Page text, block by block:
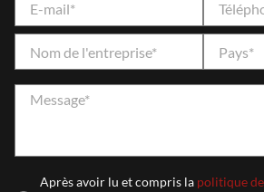
Après avoir lu et compris la politique